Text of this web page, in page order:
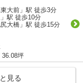
大前」駅 徒歩3分
駅 徒歩10分
大橋」駅 徒歩15分
36.08坪
見る